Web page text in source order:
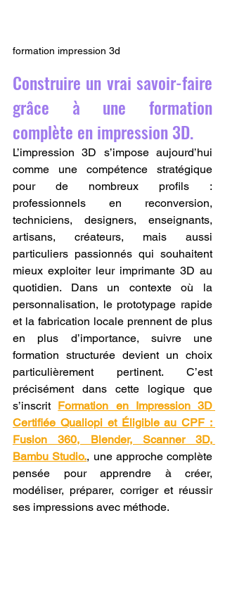
formation impression 3d
Construire un vrai savoir-faire
grâce à une formation
complète en impression 3D.
L’impression 3D s’impose aujourd’hui
comme une compétence stratégique
pour de nombreux profils :
professionnels en reconversion,
techniciens, designers, enseignants,
artisans, créateurs, mais aussi
particuliers passionnés qui souhaitent
mieux exploiter leur imprimante 3D au
quotidien. Dans un contexte où la
personnalisation, le prototypage rapide
et la fabrication locale prennent de plus
en plus d’importance, suivre une
formation structurée devient un choix
particulièrement pertinent. C’est
précisément dans cette logique que
s’inscrit Formation en Impression 3D
Certifiée Qualiopi et Éligible au CPF :
Fusion 360, Blender, Scanner 3D,
Bambu Studio., une approche complète
pensée pour apprendre à créer,
modéliser, préparer, corriger et réussir
ses impressions avec méthode.